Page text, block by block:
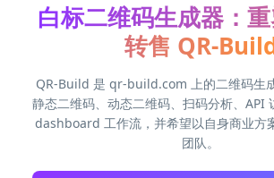
白标二维码生成器：
转售 QR-
QR-Build 是 qr-build.com 上的二维码生
静态二维码、动态二维码、扫码分析、API
dashboard 工作流，并希望以自身商业方
团队。